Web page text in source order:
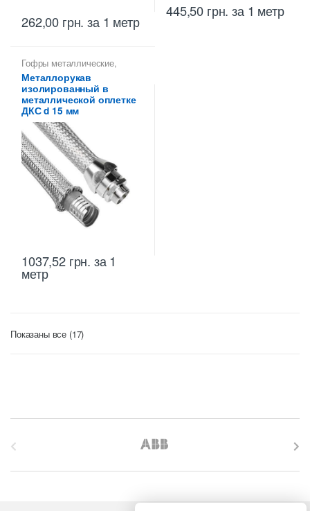
262,00 грн. за 1 метр
445,50 грн. за 1 метр
Гофры металлические,
Металлорукава 15 мм ,
Металлорукава для защиты
кабеля,Металлорукава
оцинкованные
Металлорукав
изолированный в
металлической оплетке
ДКС d 15 мм
1037,52 грн. за 1
метр
Показаны все (17)Цены: